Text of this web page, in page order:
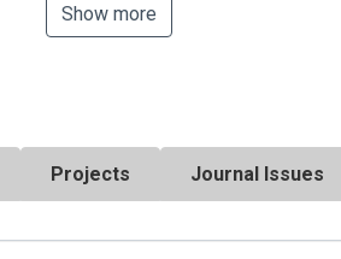
Show more
Projects Journal Issues